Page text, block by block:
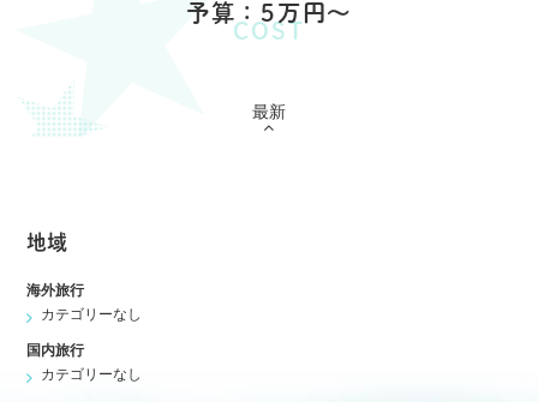
予算：5万円〜
COST
最新
地域
海外旅行
カテゴリーなし
国内旅行
カテゴリーなし